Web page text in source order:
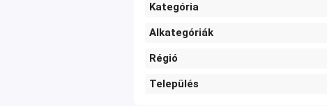
Kategória
Alkategóriák
Régió
Település